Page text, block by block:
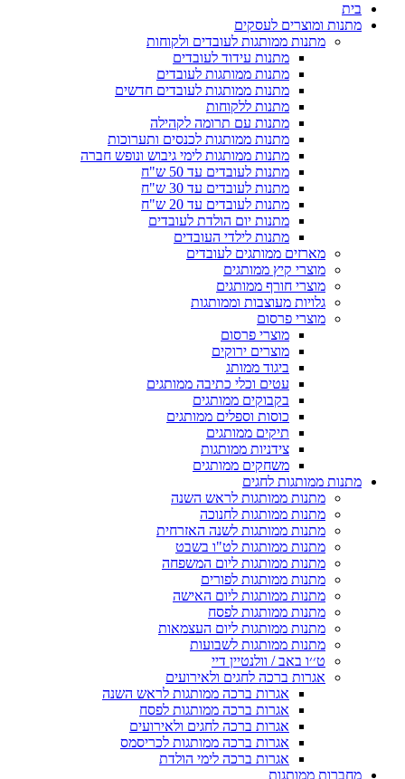
בית
מתנות ומוצרים לעסקים
מתנות ממותגות לעובדים ולקוחות
מתנות עידוד לעובדים
מתנות ממותגות לעובדים
מתנות ממותגות לעובדים חדשים
מתנות ללקוחות
מתנות עם תרומה לקהילה
מתנות ממותגות לכנסים ותערוכות
מתנות ממותגות לימי גיבוש ונופש חברה
מתנות לעובדים עד 50 ש"ח
מתנות לעובדים עד 30 ש"ח
מתנות לעובדים עד 20 ש"ח
מתנות יום הולדת לעובדים
מתנות לילדי העובדים
מארזים ממותגים לעובדים
מוצרי קיץ ממותגים
מוצרי חורף ממותגים
גלויות מעוצבות וממותגות
מוצרי פרסום
מוצרי פרסום
מוצרים ירוקים
ביגוד ממותג
עטים וכלי כתיבה ממותגים
בקבוקים ממותגים
כוסות וספלים ממותגים
תיקים ממותגים
צידניות ממותגות
משחקים ממותגים
מתנות ממותגות לחגים
מתנות ממותגות לראש השנה
מתנות ממותגות לחנוכה
מתנות ממותגות לשנה האזרחית
מתנות ממותגות לט"ו בשבט
מתנות ממותגות ליום המשפחה
מתנות ממותגות לפורים
מתנות ממותגות ליום האישה
מתנות ממותגות לפסח
מתנות ממותגות ליום העצמאות
מתנות ממותגות לשבועות
ט׳׳ו באב / וולנטיין דיי
אגרות ברכה לחגים ולאירועים
אגרות ברכה ממותגות לראש השנה
אגרות ברכה ממותגות לפסח
אגרות ברכה לחגים ולאירועים
אגרות ברכה ממותגות לכריסמס
אגרות ברכה לימי הולדת
מחברות ממותגות